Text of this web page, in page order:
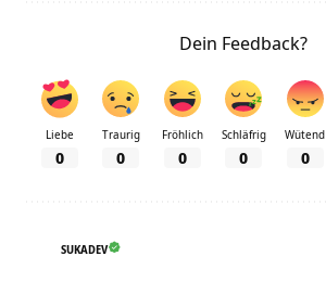
Dein Feedback?
Liebe
0
Traurig
0
Fröhlich
0
Schläfrig
0
Wütend
0
SUKADEV